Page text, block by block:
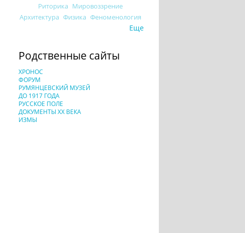
Риторика Мировоззрение
Архитектура Физика Феноменология
Еще
Родственные сайты
ХРОНОС
ФОРУМ
РУМЯНЦЕВСКИЙ МУЗЕЙ
ДО 1917 ГОДА
РУССКОЕ ПОЛЕ
ДОКУМЕНТЫ XX ВЕКА
ИЗМЫ